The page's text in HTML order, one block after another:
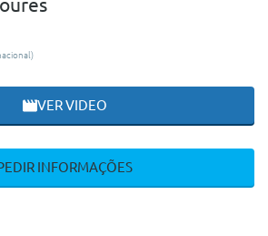
VER VIDEO
INFORMAÇÕES